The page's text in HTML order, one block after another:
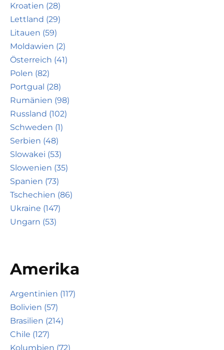
Kroatien (28)
Lettland (29)
Litauen (59)
Moldawien (2)
Österreich (41)
Polen (82)
Portgual (28)
Rumänien (98)
Russland (102)
Schweden (1)
Serbien (48)
Slowakei (53)
Slowenien (35)
Spanien (73)
Tschechien (86)
Ukraine (147)
Ungarn (53)
Amerika
Argentinien (117)
Bolivien (57)
Brasilien (214)
Chile (127)
Kolumbien (72)